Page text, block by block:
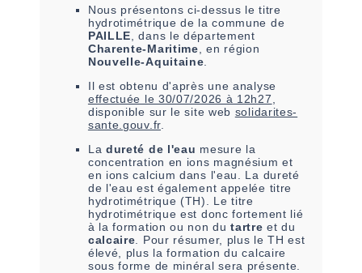
Nous présentons ci-dessus le titre
hydrotimétrique de la commune de
PAILLE , dans le département
Charente-Maritime , en région
Nouvelle-Aquitaine
Il est obtenu d'après une analyse
effectuée le 30/07/2026 à 12h27
disponible sur le site web solidarites-
sante.gouv.fr.
La dureté de l'eau mesure la
concentration en ions magnésium et
en ions calcium dans l'eau. La dureté
de l'eau est également appelée titre
hydrotimétrique (TH). Le titre
hydrotimétrique est donc fortement lié
à la formation ou non dutartre et du
calcaire . Pour résumer, plus le TH est
élevé, plus la formation du calcaire
sous forme de minéral sera présente.